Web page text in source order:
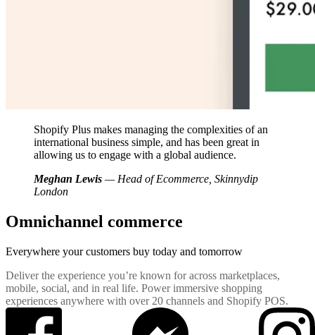
Shopify Plus makes managing the complexities of an
international business simple, and has been great in
allowing us to engage with a global audience.
Meghan Lewis — Head of Ecommerce, Skinnydip
London
Omnichannel commerce
Everywhere your customers buy today and tomorrow
Deliver the experience you’re known for across marketplaces,
mobile, social, and in real life. Power immersive shopping
experiences anywhere with over 20 channels and Shopify POS.